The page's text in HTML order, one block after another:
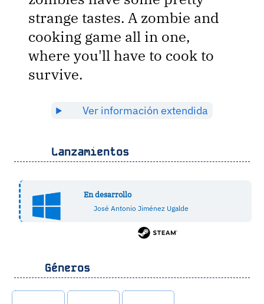
strange tastes. A zombie and
cooking game all in one,
where you'll have to cook to
survive.
Ver información extendida
Lanzamientos
En desarrollo
José Antonio Jiménez Ugalde
Géneros